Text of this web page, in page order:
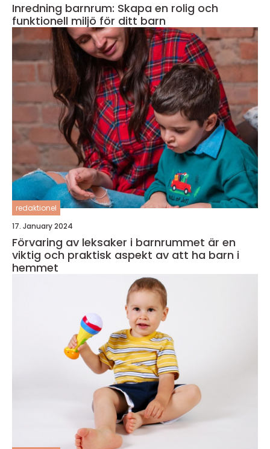
Inredning barnrum: Skapa en rolig och
funktionell miljö för ditt barn
redaktionel
17. January 2024
Förvaring av leksaker i barnrummet är en
viktig och praktisk aspekt av att ha barn i
hemmet